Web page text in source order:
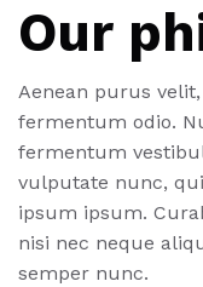
Our
Aenean purus
fermentum odio.
fermentum
vulputate nunc,
ipsum ipsum.
nisi nec neque
semper nunc.